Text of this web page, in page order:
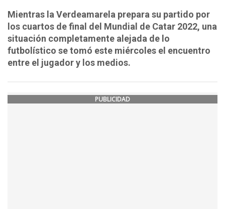
Mientras la Verdeamarela prepara su partido por
los cuartos de final del Mundial de Catar 2022, una
situación completamente alejada de lo
futbolístico se tomó este miércoles el encuentro
entre el jugador y los medios.
PUBLICIDAD